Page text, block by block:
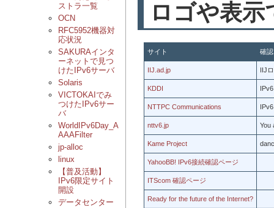
ストラ一覧
OCN
RFC5952機器対
応状況
SAKURAインタ
ーネットで見つ
けたIPv6サーバ
Solaris
VICTOKAIでみ
つけたIPv6サー
バ
WorldIPv6Day_A
AAAFilter
jp-alloc
linux
【普及活動】
IPv6限定サイト
開設
データセンター
ロゴや表
サイト 確
IIJ.ad.jp IIJ
KDDI
NTTPC Communications
nttv6.jp You
Kame Project
YahooBB! IPv6接続確認ページ
ITScom 確認ページ
Ready for the future of the Internet?